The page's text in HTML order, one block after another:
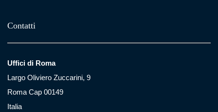
Contatti
Uffici di Roma
Largo Oliviero Zuccarini, 9
Roma Cap 00149
Italia